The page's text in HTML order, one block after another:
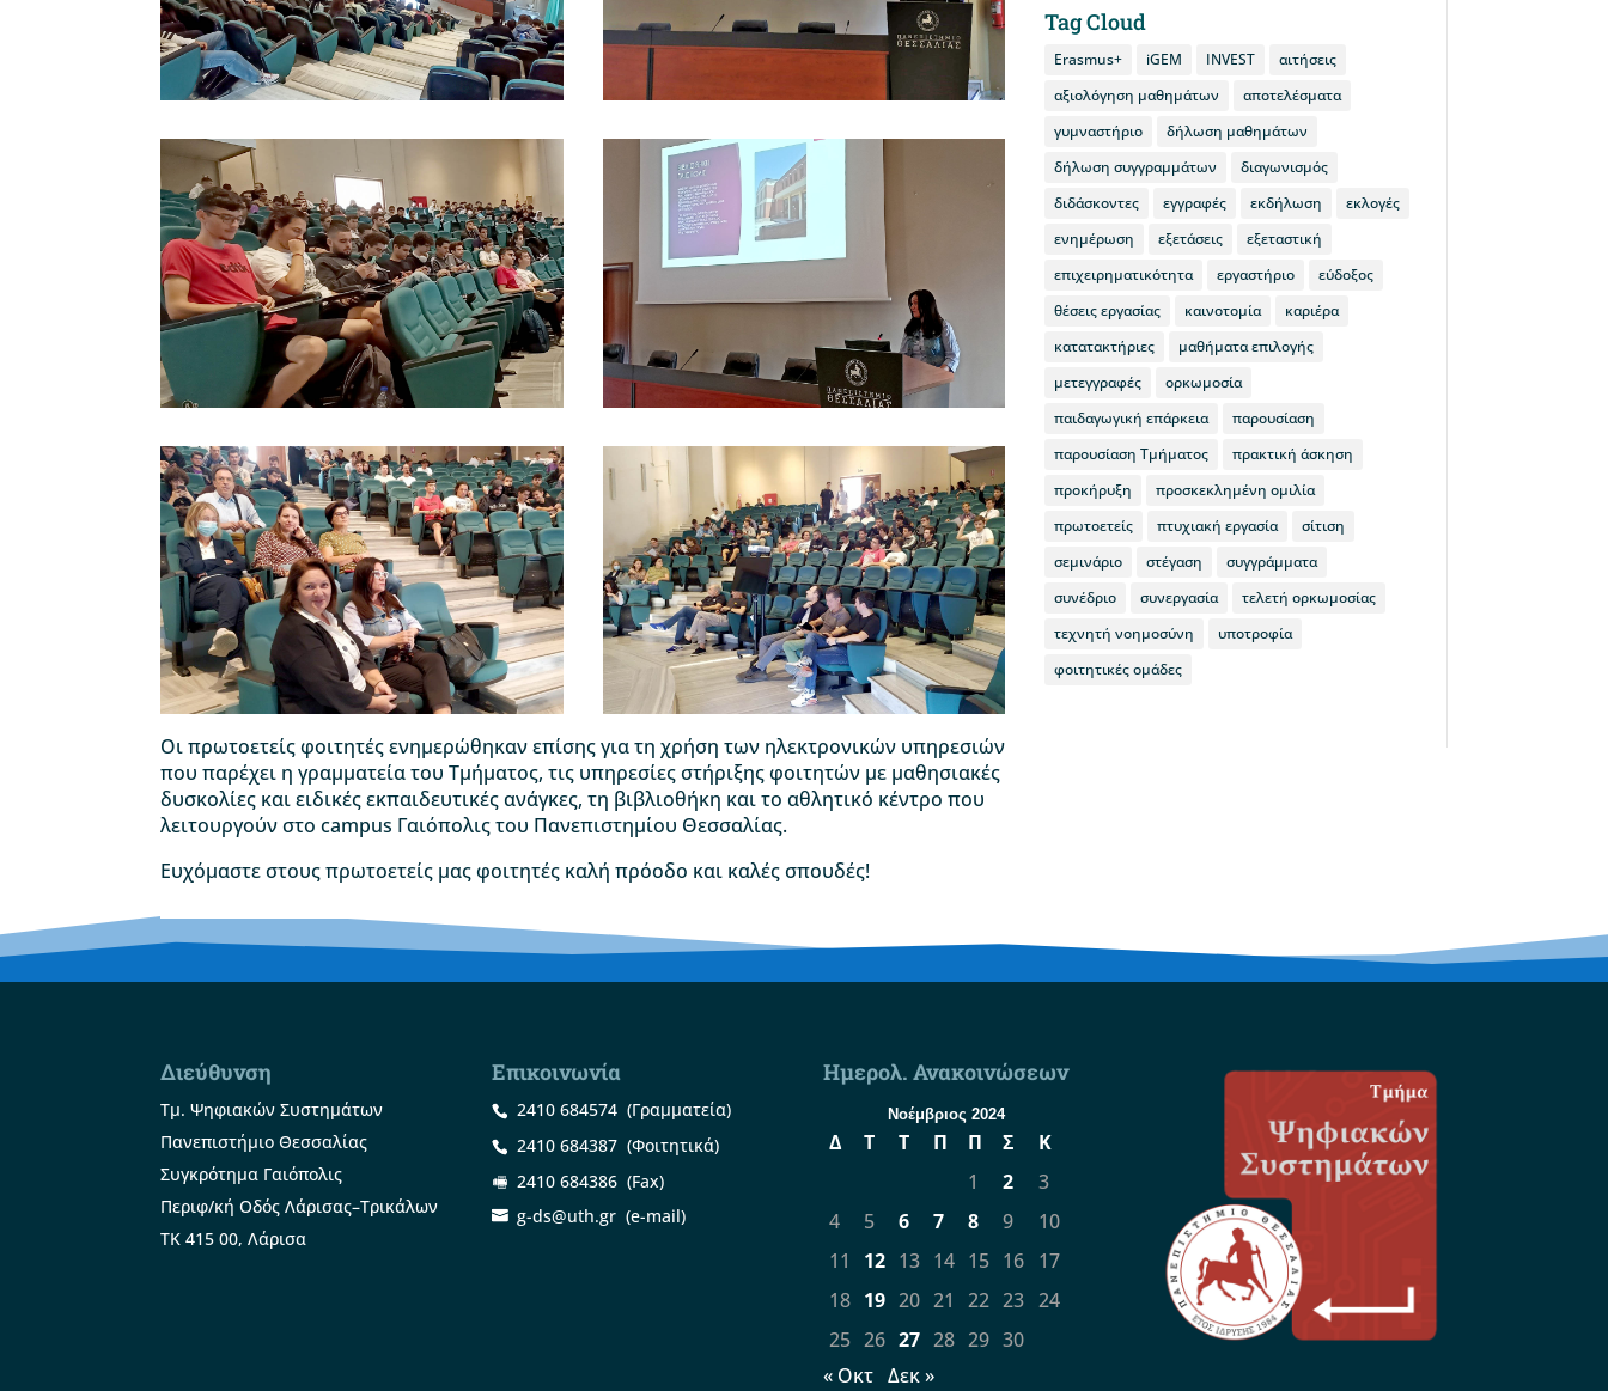
Οι πρωτοετείς φοιτητές ενημερώθηκαν επίσης για τη χρήση των ηλεκτρονικών υπηρεσιών
που παρέχει η γραμματεία του Τμήματος, τις υπηρεσίες στήριξης φοιτητών με μαθησιακές
δυσκολίες και ειδικές εκπαιδευτικές ανάγκες, τη βιβλιοθήκη και το αθλητικό κέντρο που
λειτουργούν στο campus Γαιόπολις του Πανεπιστημίου Θεσσαλίας.
Ευχόμαστε στους πρωτοετείς μας φοιτητές καλή πρόοδο και καλές σπουδές!
Tag Cloud
Erasmus+ iGEM INVEST
αιτήσεις
αξιολόγηση μαθημάτων
αποτελέσματα
γυμναστήριο
δήλωση μαθημάτων
δήλωση συγγραμμάτων
διαγωνισμός
διδάσκοντες
εγγραφές εκδήλωση
εκλογές
ενημέρωση
εξετάσεις
εξεταστική
επιχειρηματικότητα
εργαστήριο
εύδοξος
θέσεις εργασίας
καινοτομία
καριέρα
κατατακτήριες
μαθήματα επιλογής
μετεγγραφές
ορκωμοσία
παιδαγωγική επάρκεια
παρουσίαση
παρουσίαση Τμήματος
πρακτική άσκηση
προκήρυξη
προσκεκλημένη ομιλία
πρωτοετείς
πτυχιακή εργασία
σίτιση
σεμινάριο
στέγαση
συγγράμματα
συνέδριο
συνεργασία
τελετή ορκωμοσίας
τεχνητή νοημοσύνη
υποτροφία
φοιτητικές ομάδες
Διεύθυνση
Τμ. Ψηφιακών Συστημάτων
Πανεπιστήμιο Θεσσαλίας
Συγκρότημα Γαιόπολις
Περιφ/κή Οδός Λάρισας–Τρικάλων
ΤΚ 415 00, Λάρισα
Επικοινωνία
2410 684574 (Γραμματεία)
2410 684387 (Φοιτητικά)
2410 684386 (Fax)
g-ds@uth.gr (e-mail)
Ημερολ. Ανακοινώσεων
Νοέμβριος 2024
Δ Τ Τ Π Π Σ
Κ
1
2
3
4
5 6 7 8 9
10
11
12 13 14 15 16 17
18 19 20 21 22 23 24
25 26 27 28 29 30
« Οκτ Δεκ »